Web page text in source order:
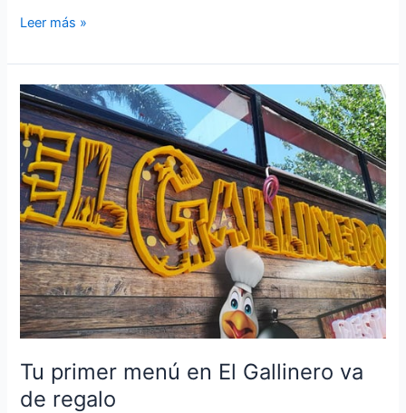
Leer más »
Tu primer menú en El Gallinero va
de regalo
Tu
primer
menú
en
El
Gallinero
va
de
regalo